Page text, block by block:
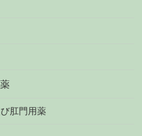
肛門用薬